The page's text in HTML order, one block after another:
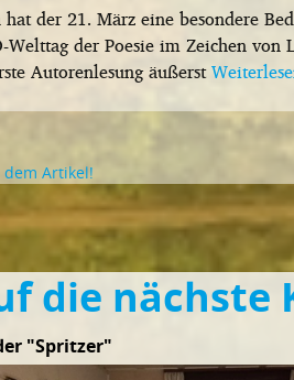
der 21. März eine besondere
Welttag der Poesie im Zeichen
Autorenlesung äußerst
Artikel!
die nächste
"Spritzer"